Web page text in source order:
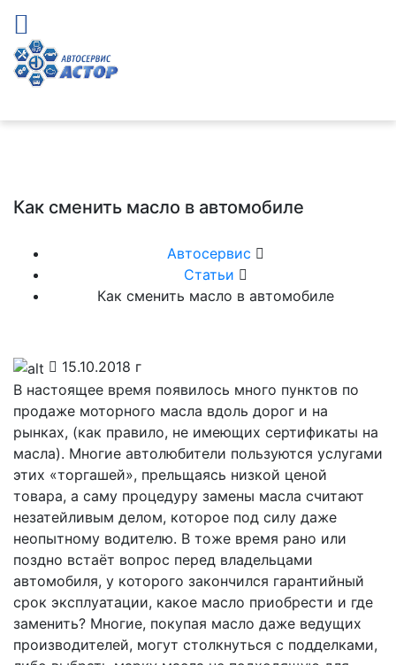
Как сменить масло в автомобиле
Автосервис
Статьи
Как сменить масло в автомобиле
15.10.2018 г
В настоящее время появилось много пунктов по
продаже моторного масла вдоль дорог и на
рынках, (как правило, не имеющих сертификаты на
масла). Многие автолюбители пользуются услугами
этих «торгашей», прельщаясь низкой ценой
товара, а саму процедуру замены масла считают
незатейливым делом, которое под силу даже
неопытному водителю. В тоже время рано или
поздно встаёт вопрос перед владельцами
автомобиля, у которого закончился гарантийный
срок эксплуатации, какое масло приобрести и где
заменить? Многие, покупая масло даже ведущих
производителей, могут столкнуться с подделками,